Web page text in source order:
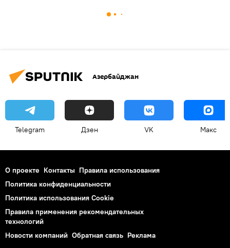
Азербайджан
Telegram Дзен VK Макс
О проекте Контакты Правила использования
Политика конфиденциальности
Политика использования Cookie
Правила применения рекомендательных
технологий
Новости компаний Обратная связь Реклама